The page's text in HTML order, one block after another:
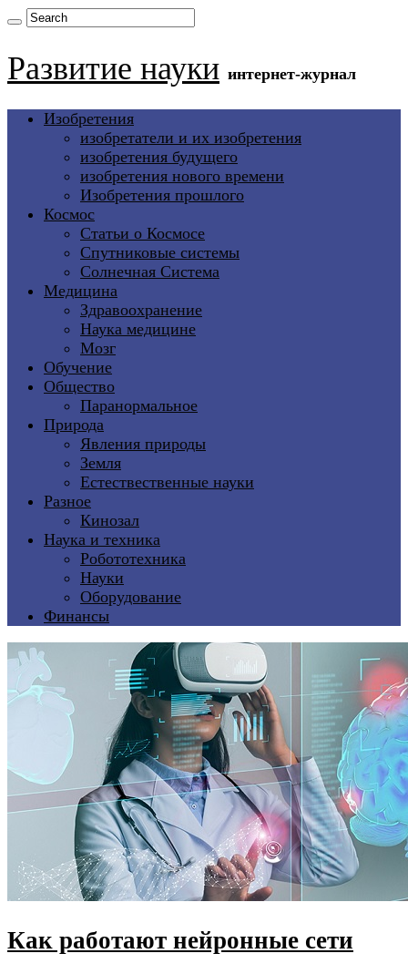
Развитие науки интернет-журнал
Изобретения
изобретатели и их изобретения
изобретения будущего
изобретения нового времени
Изобретения прошлого
Космос
Статьи о Космосе
Спутниковые системы
Солнечная Система
Медицина
Здравоохранение
Наука медицине
Мозг
Обучение
Общество
Паранормальное
Природа
Явления природы
Земля
Естествественные науки
Разное
Кинозал
Наука и техника
Робототехника
Науки
Оборудование
Финансы
Как работают нейронные сети